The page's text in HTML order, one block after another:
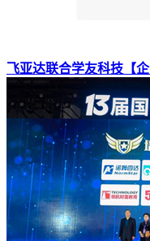
飞亚达联合学友科技【